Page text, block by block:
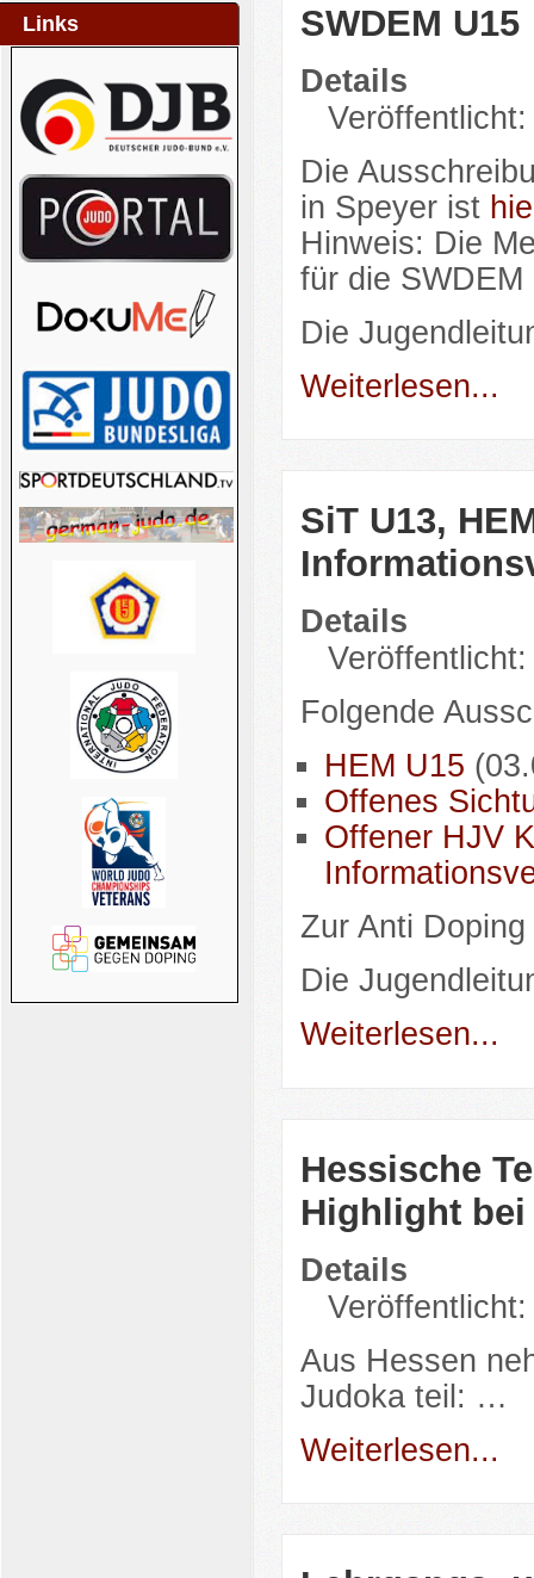
Links SWDEM U15
Details
Die
in Speyer ist
Hinweis: Die
für die
Die
Weiterlesen...
SiT U13,
Details
Folgende
HEM U15
Offenes
Offener HJV
Zur Anti
Die
Weiterlesen...
Hessische
Highlight bei
Details
Aus Hessen
Judoka teil: …
Weiterlesen...